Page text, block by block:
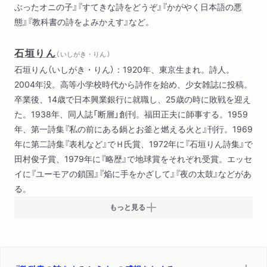
ぶったオニの子』『すてきな詩をどうぞ』『かがやく日本語の悪
態』『教科書の詩をよみかえす』など。
石垣りん（ いしがき・りん ）
石垣りん（いしがき・りん）：1920年、東京生まれ。詩人。
2004年没。高等小学校時代から詩作を始め、少女雑誌に投稿。
卒業後、14歳で日本興業銀行に就職し、25歳の時に敗戦を迎え
た。1938年、同人誌「断層」創刊。福田正夫に師事する。1959
年、第一詩集『私の前にある鍋とお釜と燃える火と』刊行。1969
年に第二詩集『表札など』でＨ氏賞、1972年に『石垣りん詩集』で
田村俊子賞、1979年に『略歴』で地球賞をそれぞれ受賞。エッセ
イに『ユーモアの鎖国』『焔に手をかざして』『夜の太鼓』などがあ
る。
もっと見る